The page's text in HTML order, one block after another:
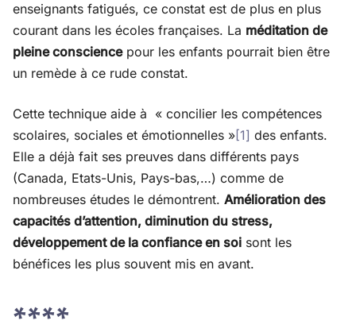
enseignants fatigués, ce constat est de plus en plus
courant dans les écoles françaises. La méditation de
pleine consciencepour les enfants pourrait bien être
un remède à ce rude constat.
Cette technique aide à « concilier les compétences
scolaires, sociales et émotionnelles »[1] des enfants.
Elle a déjà fait ses preuves dans différents pays
(Canada, Etats-Unis, Pays-bas,…) comme de
nombreuses études le démontrent. Amélioration des
capacités d’attention, diminution du stress,
développement de la confiance en soi sont les
bénéfices les plus souvent mis en avant.
****